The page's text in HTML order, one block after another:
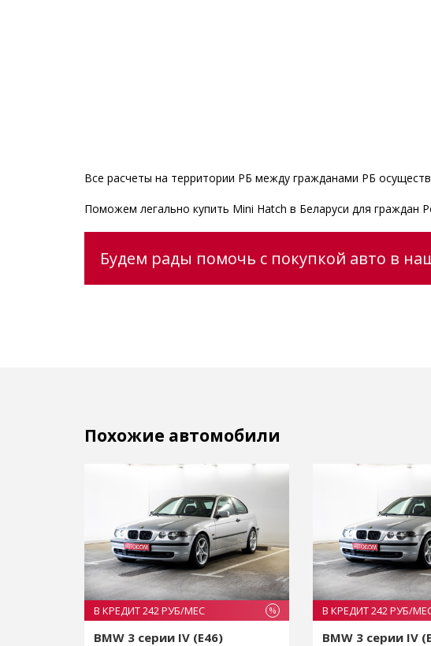
Все расчеты на территории РБ между гражданами РБ
Поможем легально купить Mini Hatch в Беларуси для
Будем рады помочь с покупкой авто в
Похожие автомобили
В КРЕДИТ 242 РУБ/МЕС %
BMW 3 серии IV (E46)
В КРЕДИТ 242 РУБ/
BMW 3 серии IV